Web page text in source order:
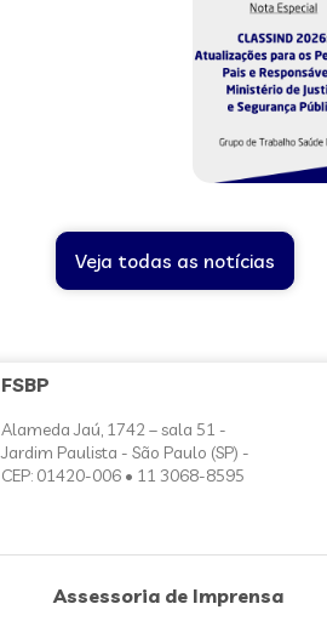
Veja todas as notícias
FSBP
Alameda Jaú, 1742 – sala 51 -
Jardim Paulista - São Paulo (SP) -
CEP: 01420-006 • 11 3068-8595
Assessoria de Imprensa